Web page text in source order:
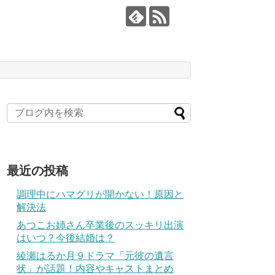
最近の投稿
調理中にハマグリが開かない！原因と
解決法
あつこお姉さん卒業後のスッキリ出演
はいつ？今後結婚は？
綾瀬はるか月９ドラマ「元彼の遺言
状」が話題！内容やキャストまとめ